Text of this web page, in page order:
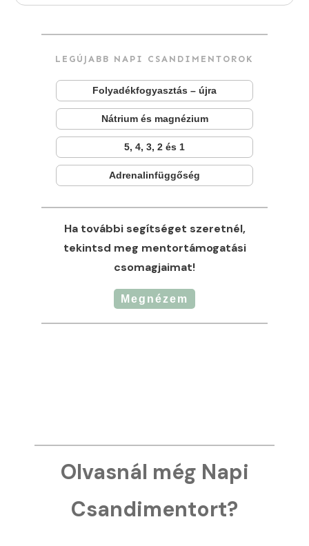
LEGÚJABB NAPI CSANDIMENTOROK
Folyadékfogyasztás – újra
Nátrium és magnézium
5, 4, 3, 2 és 1
Adrenalinfüggőség
Ha további segítséget szeretnél,
tekintsd meg mentortámogatási
csomagjaimat!
Megnézem
Olvasnál még Napi
Csandimentort?